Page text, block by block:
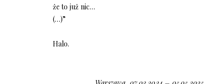
że to już nic…
(…)”
Halo.